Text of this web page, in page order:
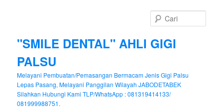
"SMILE DENTAL" AHLI GIGI
PALSU
Melayani Pembuatan/Pemasangan Bermacam Jenis Gigi Palsu
Lepas Pasang, Melayani Panggilan Wilayah JABODETABEK
Silahkan Hubungi Kami TLP/WhatsApp : 081319414133/
081999988751.